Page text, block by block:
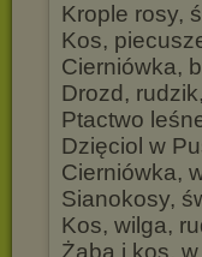
Krople rosy,
Kos,
Cierniówka,
Drozd,
Ptactwo
Dzięciol w
Cierniówka,
Sianokosy,
Kos, wilga,
Żaba i kos, w